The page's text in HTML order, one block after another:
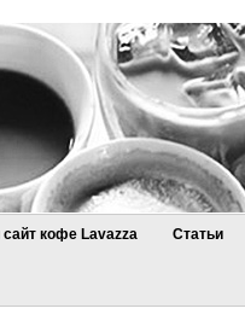
кофе Lavazza Статьи